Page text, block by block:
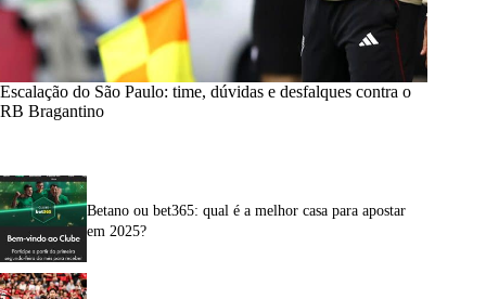
Escalação do São Paulo: time, dúvidas e desfalques contra o
RB Bragantino
Betano ou bet365: qual é a melhor casa para apostar
em 2025?